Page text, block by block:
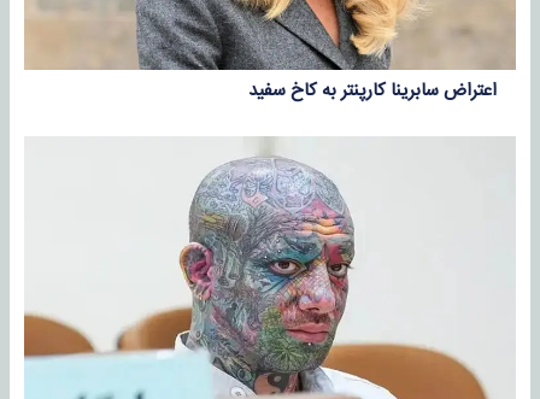
اعتراض سابرینا کارپنتر به کاخ سفید